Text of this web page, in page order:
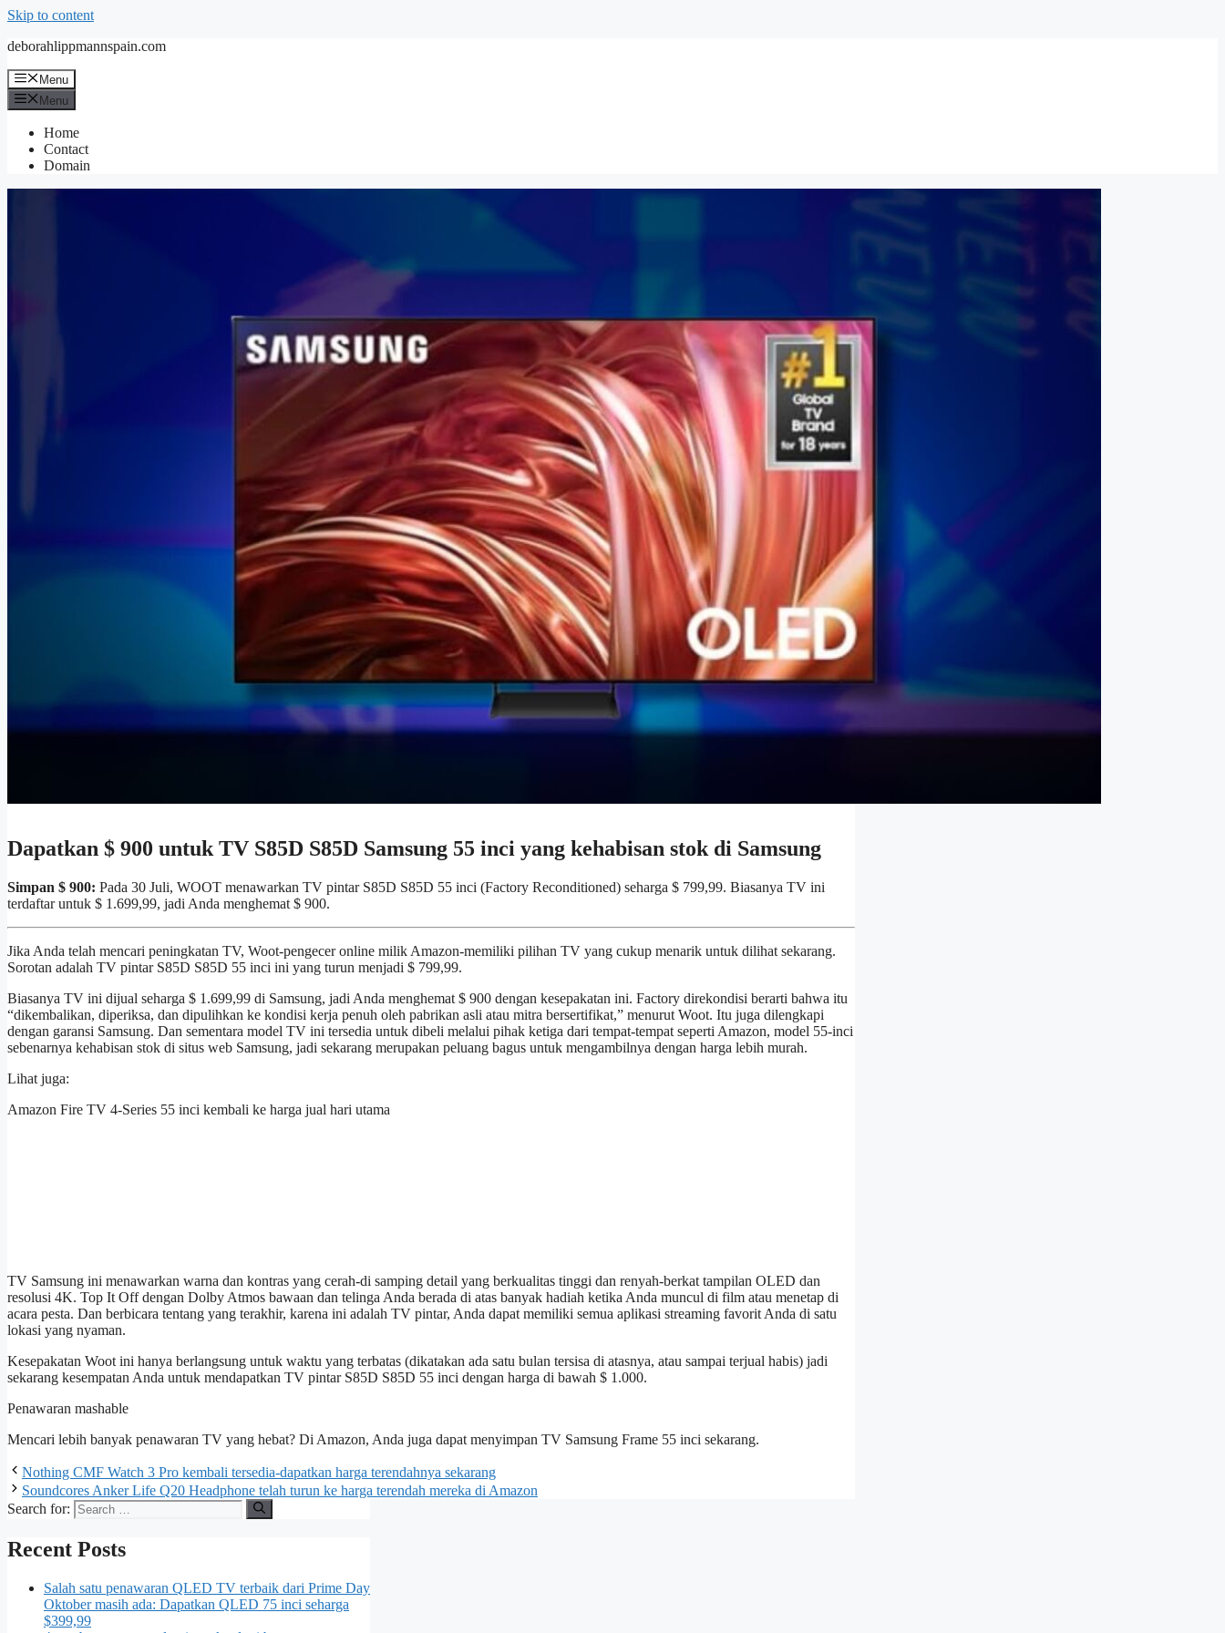
Skip to content
deborahlippmannspain.com
Menu
Menu
Home
Contact
Domain
Dapatkan $ 900 untuk TV S85D S85D Samsung 55 inci yang kehabisan stok di Samsung
Simpan $ 900: Pada 30 Juli, WOOT menawarkan TV pintar S85D S85D 55 inci (Factory Reconditioned) seharga $ 799,99. Biasanya TV ini
terdaftar untuk $ 1.699,99, jadi Anda menghemat $ 900.
Jika Anda telah mencari peningkatan TV, Woot-pengecer online milik Amazon-memiliki pilihan TV yang cukup menarik untuk dilihat sekarang.
Sorotan adalah TV pintar S85D S85D 55 inci ini yang turun menjadi $ 799,99.
Biasanya TV ini dijual seharga $ 1.699,99 di Samsung, jadi Anda menghemat $ 900 dengan kesepakatan ini. Factory direkondisi berarti bahwa itu
“dikembalikan, diperiksa, dan dipulihkan ke kondisi kerja penuh oleh pabrikan asli atau mitra bersertifikat,” menurut Woot. Itu juga dilengkapi
dengan garansi Samsung. Dan sementara model TV ini tersedia untuk dibeli melalui pihak ketiga dari tempat-tempat seperti Amazon, model 55-inci
sebenarnya kehabisan stok di situs web Samsung, jadi sekarang merupakan peluang bagus untuk mengambilnya dengan harga lebih murah.
Lihat juga:
Amazon Fire TV 4-Series 55 inci kembali ke harga jual hari utama
TV Samsung ini menawarkan warna dan kontras yang cerah-di samping detail yang berkualitas tinggi dan renyah-berkat tampilan OLED dan
resolusi 4K. Top It Off dengan Dolby Atmos bawaan dan telinga Anda berada di atas banyak hadiah ketika Anda muncul di film atau menetap di
acara pesta. Dan berbicara tentang yang terakhir, karena ini adalah TV pintar, Anda dapat memiliki semua aplikasi streaming favorit Anda di satu
lokasi yang nyaman.
Kesepakatan Woot ini hanya berlangsung untuk waktu yang terbatas (dikatakan ada satu bulan tersisa di atasnya, atau sampai terjual habis) jadi
sekarang kesempatan Anda untuk mendapatkan TV pintar S85D S85D 55 inci dengan harga di bawah $ 1.000.
Penawaran mashable
Mencari lebih banyak penawaran TV yang hebat? Di Amazon, Anda juga dapat menyimpan TV Samsung Frame 55 inci sekarang.
Nothing CMF Watch 3 Pro kembali tersedia-dapatkan harga terendahnya sekarang
Soundcores Anker Life Q20 Headphone telah turun ke harga terendah mereka di Amazon
Search for:
Recent Posts
Salah satu penawaran QLED TV terbaik dari Prime Day
Oktober masih ada: Dapatkan QLED 75 inci seharga
$399,99